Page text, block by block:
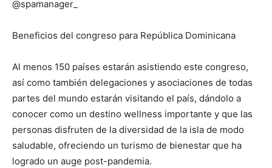
@spamanager_
Beneficios del congreso para República Dominicana
Al menos 150 países estarán asistiendo este congreso,
así como también delegaciones y asociaciones de todas
partes del mundo estarán visitando el país, dándolo a
conocer como un destino wellness importante y que las
personas disfruten de la diversidad de la isla de modo
saludable, ofreciendo un turismo de bienestar que ha
logrado un auge post-pandemia.